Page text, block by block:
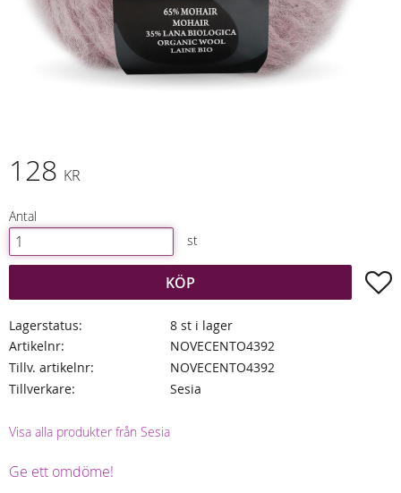
128 KR
Antal
st
KÖP
Lagerstatus
8 st i lager
Artikelnr
NOVECENTO4392
Tillv. artikelnr
NOVECENTO4392
Tillverkare
Sesia
Visa alla produkter från Sesia
Ge ett omdöme!